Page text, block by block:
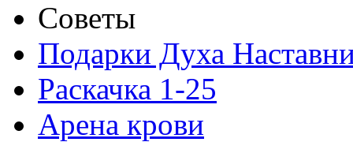
Советы
Подарки Духа
Раскачка 1-25
Арена крови